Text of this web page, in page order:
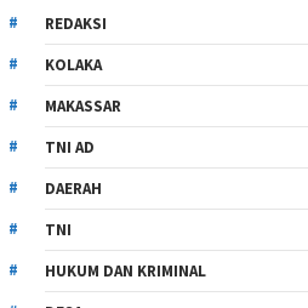
REDAKSI
KOLAKA
MAKASSAR
TNI AD
DAERAH
TNI
HUKUM DAN KRIMINAL